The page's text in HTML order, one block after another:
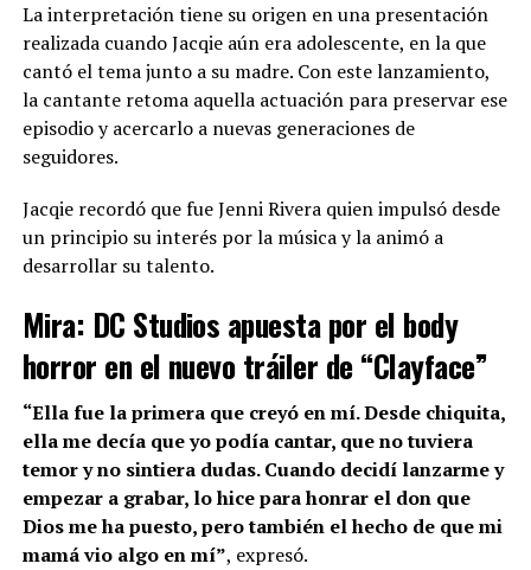
La interpretación tiene su origen en una presentación
realizada cuando Jacqie aún era adolescente, en la que
cantó el tema junto a su madre. Con este lanzamiento,
la cantante retoma aquella actuación para preservar ese
episodio y acercarlo a nuevas generaciones de
seguidores.
Jacqie recordó que fue Jenni Rivera quien impulsó desde
un principio su interés por la música y la animó a
desarrollar su talento.
Mira: DC Studios apuesta por el body
horror en el nuevo tráiler de “Clayface”
“Ella fue la primera que creyó en mí. Desde chiquita,
ella me decía que yo podía cantar, que no tuviera
temor y no sintiera dudas. Cuando decidí lanzarme y
empezar a grabar, lo hice para honrar el don que
Dios me ha puesto, pero también el hecho de que mi
mamá vio algo en mí”, expresó.